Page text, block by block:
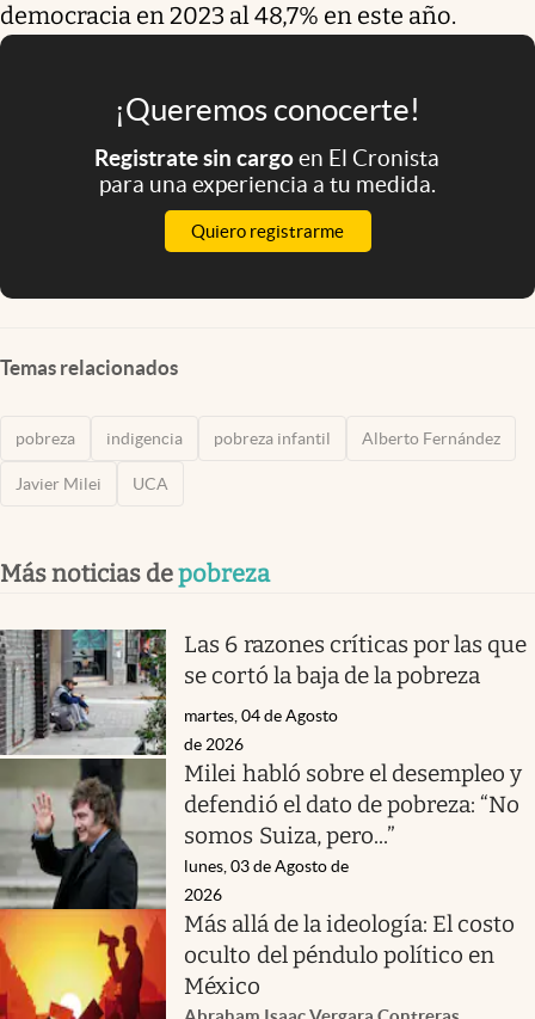
democracia en 2023 al 48,7% en este año.
¡Queremos conocerte!
Registrate sin cargoen El Cronista
para una experiencia a tu medida.
Quiero registrarme
Temas relacionados
pobreza indigencia pobreza infantil Alberto Fernández
Javier Milei UCA
Más noticias depobreza
Las 6 razones críticas por las que
se cortó la baja de la pobreza
martes, 04 de Agosto
de 2026
Milei habló sobre el desempleo y
defendió el dato de pobreza: “No
somos Suiza, pero...”
lunes, 03 de Agosto de
2026
Más allá de la ideología: El costo
oculto del péndulo político en
México